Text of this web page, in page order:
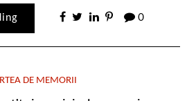
0
DE MEMORII